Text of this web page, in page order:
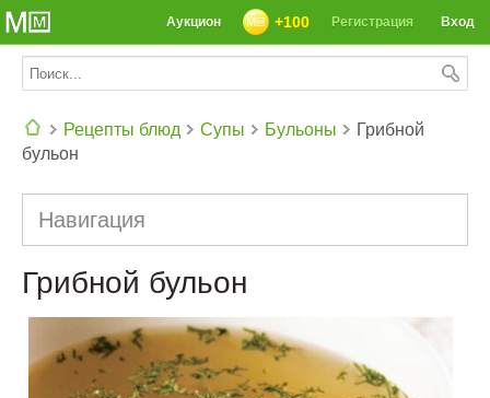
Вход
Регистрация
+100
Аукцион
Рецепты блюд Супы Бульоны
Грибной
бульон
Навигация
Грибной бульон